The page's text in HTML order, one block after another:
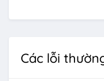
Các lỗi